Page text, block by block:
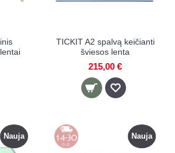
TICKIT A2 spalvą keičianti
šviesos lenta
215,00 €
Nauja Nauja